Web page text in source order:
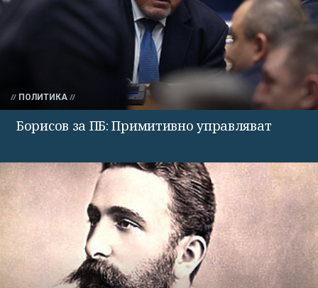
ПОЛИТИКА
Борисов за ПБ: Примитивно управляват